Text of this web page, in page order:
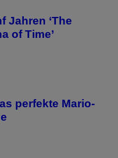
Jahren ‘The
of Time’
perfekte Mario-